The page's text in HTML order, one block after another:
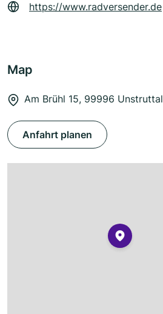
https://www.radversender.de
Map
Am Brühl 15, 99996 Unstruttal
Anfahrt planen